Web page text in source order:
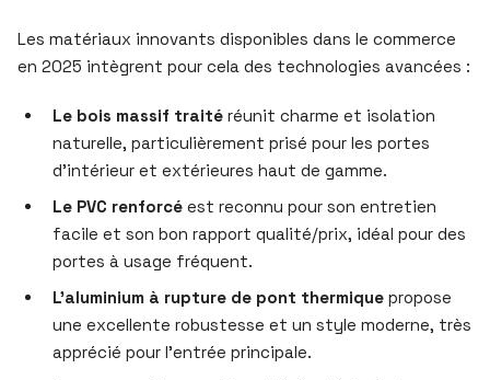
Les matériaux innovants disponibles dans le commerce
en 2025 intègrent pour cela des technologies avancées :
Le bois massif traité réunit charme et isolation
naturelle, particulièrement prisé pour les portes
d’intérieur et extérieures haut de gamme.
Le PVC renforcé est reconnu pour son entretien
facile et son bon rapport qualité/prix, idéal pour des
portes à usage fréquent.
L’aluminium à rupture de pont thermique propose
une excellente robustesse et un style moderne, très
apprécié pour l’entrée principale.